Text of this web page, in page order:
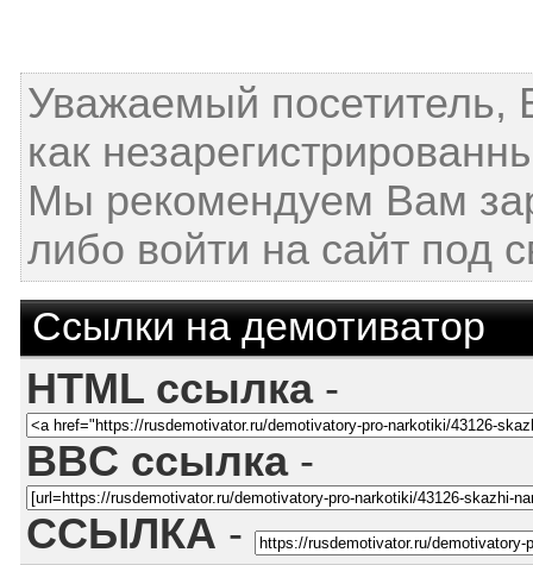
Уважаемый посетитель,
как
Мы рекомендуем Вам
либо войти на сайт под
Ссылки на демотиватор
HTML ссылка-
BBC ссылка-
ССЫЛКА -